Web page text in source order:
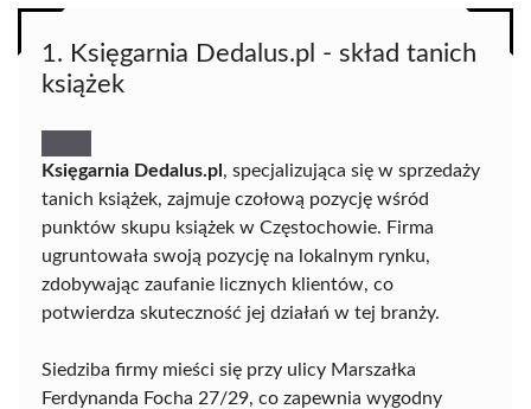
1. Księgarnia Dedalus.pl - skład tanich
książek
Księgarnia Dedalus.pl , specjalizująca się w sprzedaży
tanich książek, zajmuje czołową pozycję wśród
punktów skupu książek w Częstochowie. Firma
ugruntowała swoją pozycję na lokalnym rynku,
zdobywając zaufanie licznych klientów, co
potwierdza skuteczność jej działań w tej branży.
Siedziba firmy mieści się przy ulicy Marszałka
Ferdynanda Focha 27/29, co zapewnia wygodny